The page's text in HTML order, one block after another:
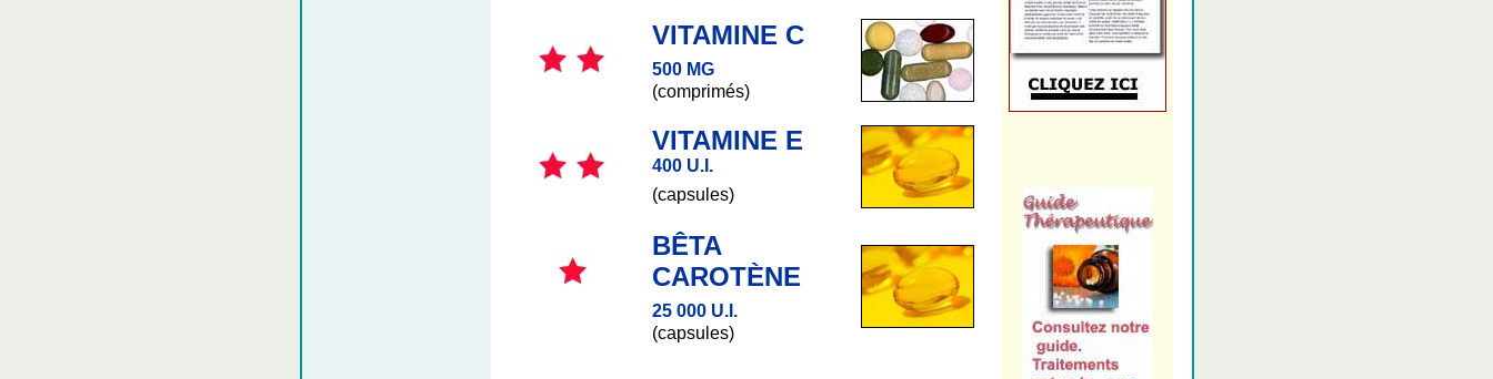
VITAMINE C
500 MG
(comprimés)
VITAMINE E
400 U.I.
(capsules)
BÊTA
CAROTÈNE
25 000 U.I.
(capsules)